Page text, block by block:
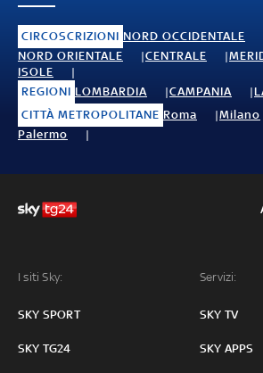
CIRCOSCRIZIONI NORD OCCIDENTALE
NORD ORIENTALE
CENTRALE
ISOLE
REGIONI LOMBARDIA CAMPANIA
CITTÀ METROPOLITANE Roma Milano
Palermo
I siti Sky:
SKY SPORT
SKY TG24
Servizi:
SKY TV
SKY APPS